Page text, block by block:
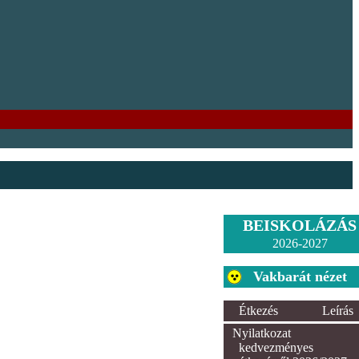
BEISKOLÁZÁS
2026-2027
Vakbarát nézet
Étkezés
Leírás
Nyilatkozat
kedvezményes